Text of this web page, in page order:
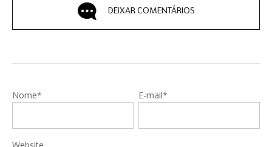
DEIXAR COMENTÁRIOS
Nome* E-mail*
Website